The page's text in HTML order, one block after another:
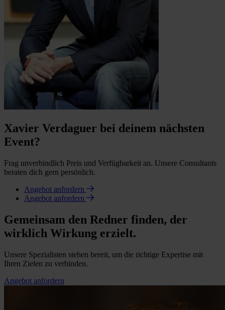
Xavier Verdaguer bei deinem nächsten
Event?
Frag unverbindlich Preis und Verfügbarkeit an. Unsere Consultants
beraten dich gern persönlich.
Angebot anfordern
Angebot anfordern
Gemeinsam den Redner finden, der
wirklich Wirkung erzielt.
Unsere Spezialisten stehen bereit, um die richtige Expertise mit
Ihren Zielen zu verbinden.
Angebot anfordern